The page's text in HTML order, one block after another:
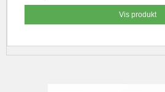
Vis produkt